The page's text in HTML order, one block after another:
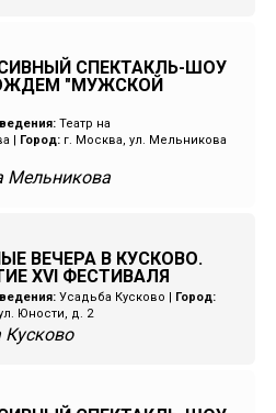
СПЕКТАКЛЬ-ШОУ
"МУЖСКОЙ
Театр на
| Город: г. Москва, ул. Мельникова
Мельникова
ВЕЧЕРА В КУСКОВО.
XVI ФЕСТИВАЛЯ
Усадьба Кусково | Город:
Юности, д. 2
Кусково